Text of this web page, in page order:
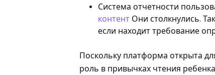
Система отчетности
контент Они столкнулись.
если находит требование
Поскольку платформа открыта
роль в привычках чтения